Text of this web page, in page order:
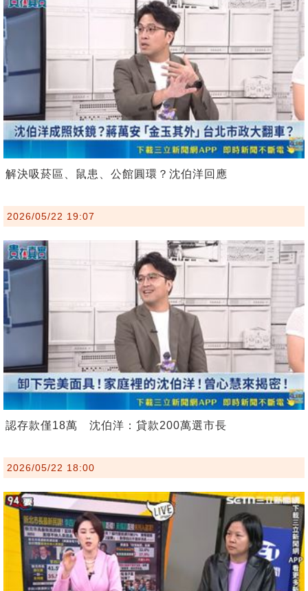
解決吸菸區、鼠患、公館圓環？沈伯洋回應
2026/05/22 19:07
認存款僅18萬 沈伯洋：貸款200萬選市長
2026/05/22 18:00